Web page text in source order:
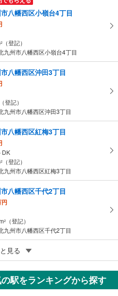
八幡西区小嶺台4丁目
2
（登記）
九州市八幡西区小嶺台4丁目
八幡西区沖田3丁目
（登記）
九州市八幡西区沖田3丁目
八幡西区紅梅3丁目
DK
2
（登記）
九州市八幡西区紅梅3丁目
八幡西区千代2丁目
2
（登記）
九州市八幡西区千代2丁目
市八幡西区上上津役3丁目
2（登記）
九州市八幡西区上上津役3丁目
見る
駅をランキングから探す